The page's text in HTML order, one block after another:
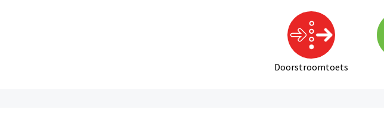
Doorstroomtoets